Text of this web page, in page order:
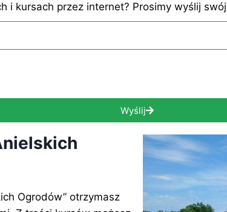
i kursach przez internet? Prosimy wyślij
Wyślij
Ogrodów” otrzymasz